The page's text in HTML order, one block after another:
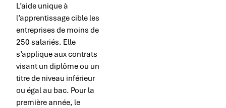
L’aide unique à
l’apprentissage cible les
entreprises de moins de
250 salariés. Elle
s’applique aux contrats
visant un diplôme ou un
titre de niveau inférieur
ou égal au bac. Pour la
première année, le